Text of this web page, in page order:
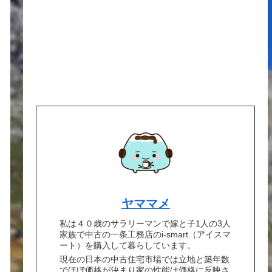
ヤママメ
私は４０歳のサラリーマンで嫁と子1人の3人
家族で中古の一条工務店のi-smart（アイスマ
ート）を購入して暮らしています。
現在の日本の中古住宅市場では立地と築年数
でほぼ価格が決まり家の性能は価格に反映さ